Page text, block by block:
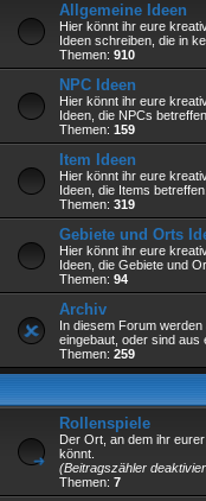
Allgemeine Ideen
Hier könnt ihr eure
Ideen schreiben, die in
Themen: 910
NPC Ideen
Hier könnt ihr eure
Ideen, die NPCs betreffen.
Themen: 159
Item Ideen
Hier könnt ihr eure
Ideen, die Items betreffen.
Themen: 319
Gebiete und Orts
Hier könnt ihr eure
Ideen, die Gebiete und
Themen: 94
Archiv
In diesem Forum
eingebaut, oder sind aus
Themen: 259
Rollenspiele
Der Ort, an dem ihr
könnt.
(Beitragszähler
Themen: 7